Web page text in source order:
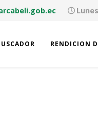
RENDICION